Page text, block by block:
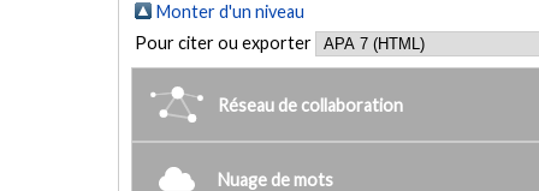
Monter d'un niveau
Pour citer ou exporter
Réseau de collaboration
Nuage de mots